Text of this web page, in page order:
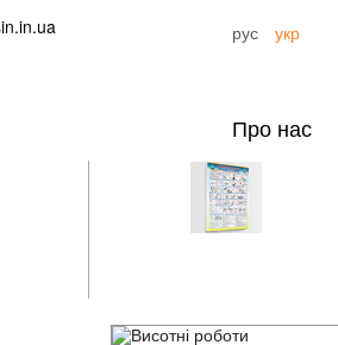
рус укр
Про нас